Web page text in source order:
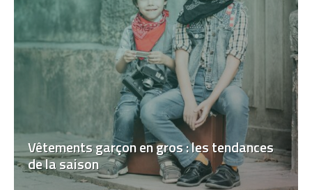
Vêtements garçon en gros : les tendances
de la saison